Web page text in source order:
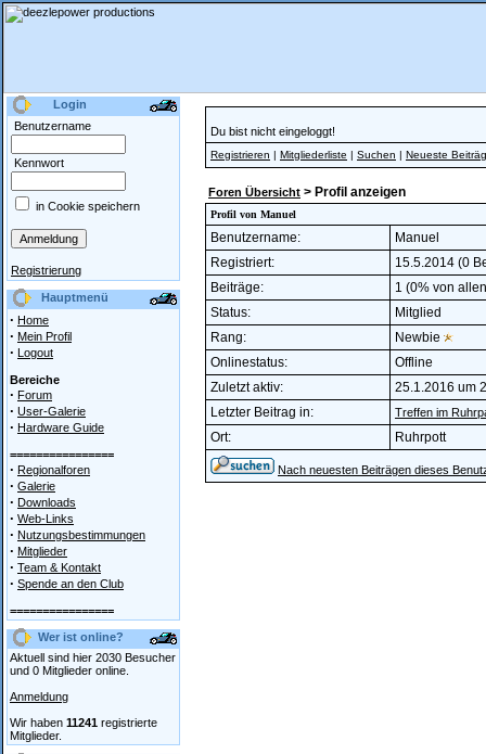
Login
Benutzername
Kennwort
in Cookie speichern
Registrierung
Hauptmenü
· Home
· Mein Profil
· Logout
Bereiche
· Forum
· User-Galerie
· Hardware Guide
================
· Regionalforen
· Galerie
· Downloads
· Web-Links
· Nutzungsbestimmungen
· Mitglieder
· Team & Kontakt
· Spende an den Club
================
Wer ist online?
Aktuell sind hier 2030 Besucher
und 0 Mitglieder online.
Anmeldung
Wir haben 11241 registrierte
Mitglieder.
Du bist nicht eingeloggt!
Registrieren | Mitgliederliste | Suchen | Neueste
Foren Übersicht > Profil anzeigen
Profil von Manuel
Benutzername:
Manuel
Registriert:
15.5.2014 (0
Beiträge:
1 (0% von
Status:
Mitglied
Rang:
Newbie
Onlinestatus:
Offline
Zuletzt aktiv:
25.1.2016 um
Letzter Beitrag in:
Treffen im
Ort: Ruhrpott
Nach neuesten Beiträgen dieses